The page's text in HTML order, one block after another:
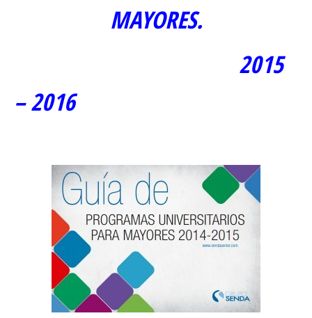
MAYORES.
2015
– 2016